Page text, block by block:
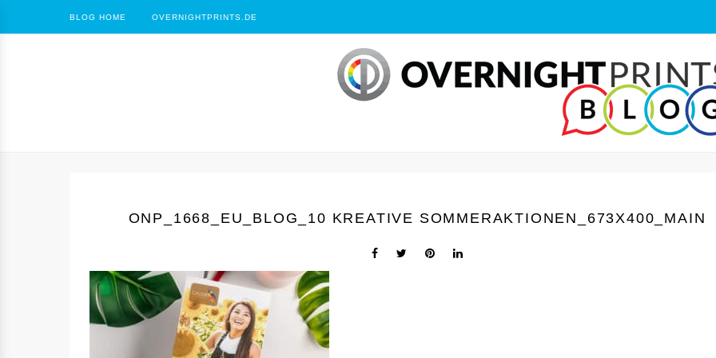
BLOG HOME OVERNIGHTPRINTS.DE
ONP_1668_EU_BLOG_10 KREATIVE SOMMERAKTIONEN_673X400_MAIN